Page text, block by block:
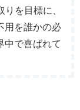
りを目標に、
用を誰かの必
中で喜ばれて